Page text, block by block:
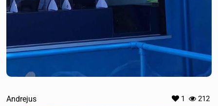
Andrejus 1 212